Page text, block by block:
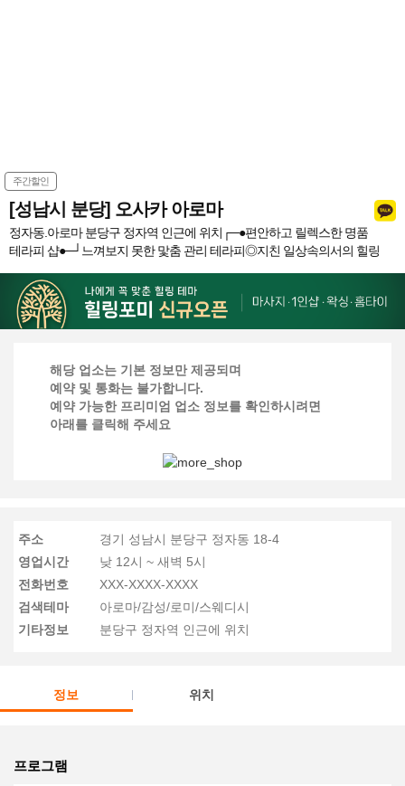
주간할인
[성남시 분당] 오사카 아로마
정자동.아로마 분당구 정자역 인근에 위치┌─●편안하고 릴렉스한 명품
테라피 샵●─┘느껴보지 못한 맟춤 관리 테라피◎지친 일상속의서의 힐링
해당 업소는 기본 정보만 제공되며
예약 및 통화는 불가합니다.
예약 가능한 프리미엄 업소 정보를 확인하시려면
아래를 클릭해 주세요
주소
경기 성남시 분당구 정자동 18-4
영업시간
낮 12시 ~ 새벽 5시
전화번호
XXX-XXXX-XXXX
검색테마
아로마/감성/로미/스웨디시
기타정보
분당구 정자역 인근에 위치
정보 위치
프로그램